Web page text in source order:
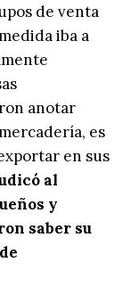
de venta
iba a
anotar
es
en sus
al
y
saber su